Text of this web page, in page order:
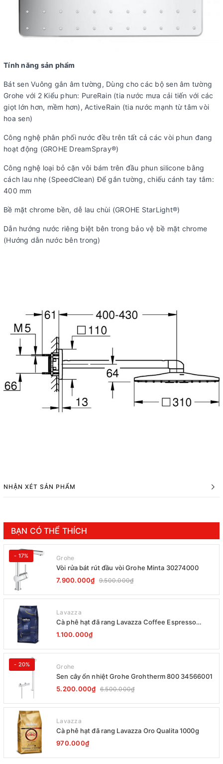
Tính năng sản phẩm
Bát sen Vuông gắn âm tường, Dùng cho các bộ sen âm tường
Grohe với 2 Kiểu phun: PureRain (tia nước mưa cải tiến với các
giọt lớn hơn, mềm hơn), ActiveRain (tia nước mạnh từ tâm vòi
hoa sen)
Công nghệ phân phối nước đều trên tất cả các vòi phun đang
hoạt động (GROHE DreamSpray®)
Công nghệ loại bỏ cặn vôi bám trên đầu phun silicone bằng
cách lau nhẹ (SpeedClean) Để gắn tường, chiếu cánh tay tắm:
400 mm
Bề mặt chrome bền, dễ lau chùi (GROHE StarLight®)
Dẫn hướng nước riêng biệt bên trong bảo vệ bề mặt chrome
(Hướng dẫn nước bên trong)
NHẬN XÉT SẢN PHẨM
BẠN CÓ THỂ THÍCH
- 17% Grohe
Vòi rửa bát rút đầu vòi Grohe Minta 30274000
7.900.000₫ 9.500.000₫
Lavazza
Cà phê hạt đã rang Lavazza Coffee Espresso
Super Crema 1000g Date 12-2027
1.100.000₫
- 20% Grohe
Sen cây ổn nhiệt Grohe Grohtherm 800 34566001
5.200.000₫ 6.500.000₫
Lavazza
Cà phê hạt đã rang Lavazza Oro Qualita 1000g
970.000₫